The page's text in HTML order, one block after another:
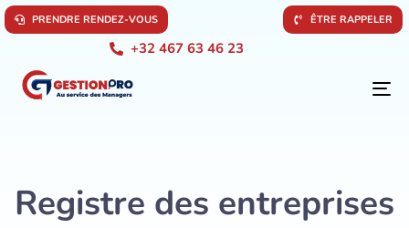
PRENDRE RENDEZ-VOUS ÊTRE RAPPELER
+32 467 63 46 23
Registre des entreprises